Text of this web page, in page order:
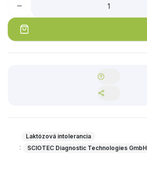
Laktózová intolerancia
: SCIOTEC Diagnostic Technologies GmbH